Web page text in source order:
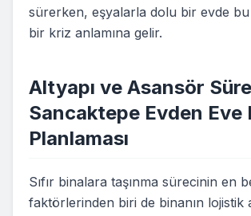
sürerken, eşyalarla dolu bir evde
bir kriz anlamına gelir.
Altyapı ve Asansör
Sancaktepe Evden Eve
Planlaması
Sıfır binalara taşınma sürecinin en
faktörlerinden biri de binanın lojistik